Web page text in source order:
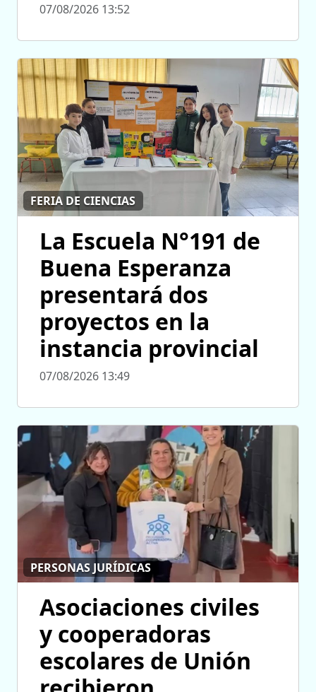
07/08/2026 13:52
FERIA DE CIENCIAS
La Escuela N°191 de
Buena Esperanza
presentará dos
proyectos en la
instancia provincial
07/08/2026 13:49
PERSONAS JURÍDICAS
Asociaciones civiles
y cooperadoras
escolares de Unión